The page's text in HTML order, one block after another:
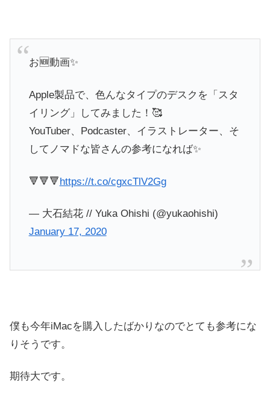
お🆕動画✨
Apple製品で、色んなタイプのデスクを「スタ
イリング」してみました！🥰
YouTuber、Podcaster、イラストレーター、そ
してノマドな皆さんの参考になれば✨
🔻🔻🔻https://t.co/cgxcTlV2Gg
— 大石結花 // Yuka Ohishi (@yukaohishi)
January 17, 2020
僕も今年iMacを購入したばかりなのでとても参考にな
りそうです。
期待大です。